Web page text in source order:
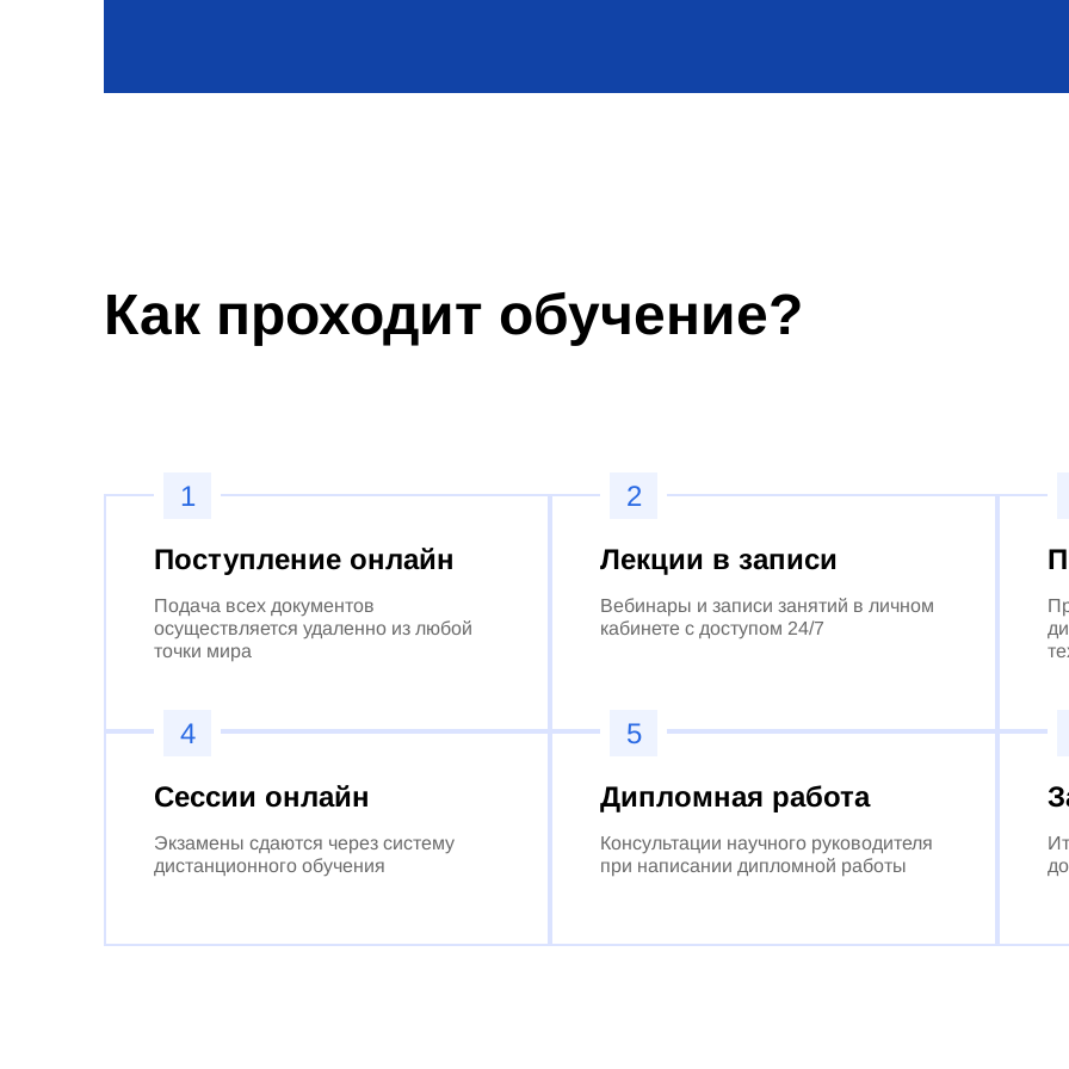
Как проходит обучение?
1
Поступление онлайн
Подача всех документов
осуществляется удаленно из любой
точки мира
2
Лекции в записи
Вебинары и записи занятий в личном
кабинете с доступом 24/7
4
Сессии онлайн
Экзамены сдаются через систему
дистанционного обучения
5
Дипломная работа
Консультации научного руководителя
при написании дипломной работы